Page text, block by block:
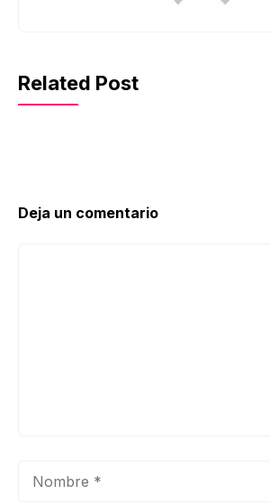
Related Post
Deja un comentario